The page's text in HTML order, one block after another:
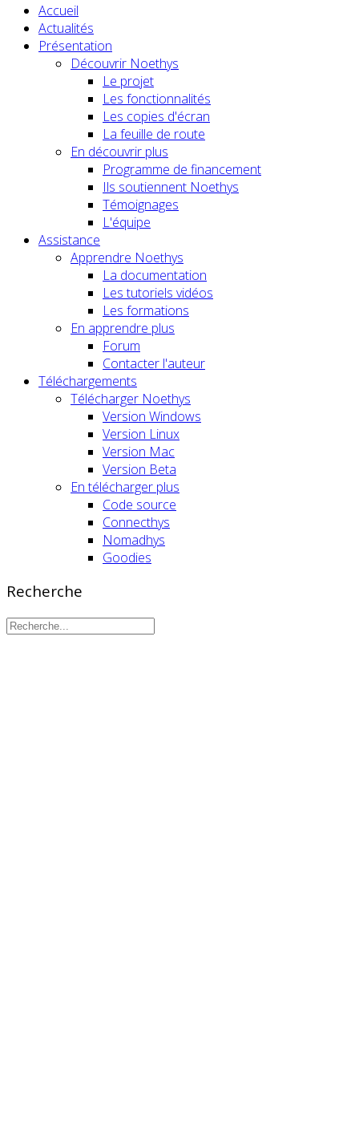
Accueil
Actualités
Présentation
Découvrir Noethys
Le projet
Les fonctionnalités
Les copies d'écran
La feuille de route
En découvrir plus
Programme de financement
Ils soutiennent Noethys
Témoignages
L'équipe
Assistance
Apprendre Noethys
La documentation
Les tutoriels vidéos
Les formations
En apprendre plus
Forum
Contacter l'auteur
Téléchargements
Télécharger Noethys
Version Windows
Version Linux
Version Mac
Version Beta
En télécharger plus
Code source
Connecthys
Nomadhys
Goodies
Recherche